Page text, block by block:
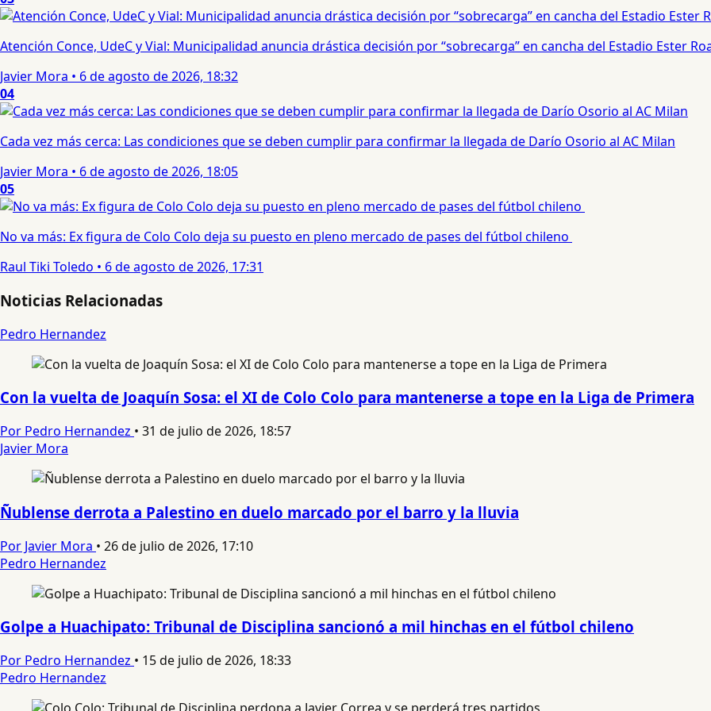
Atención Conce, UdeC y Vial: Municipalidad anuncia drástica decisión por “sobrecarga” en cancha del Estadio Ester
Javier Mora • 6 de agosto de 2026, 18:32
04
Cada vez más cerca: Las condiciones que se deben cumplir para confirmar la llegada de Darío Osorio al AC Milan
Javier Mora • 6 de agosto de 2026, 18:05
05
No va más: Ex figura de Colo Colo deja su puesto en pleno mercado de pases del fútbol chileno
Raul Tiki Toledo • 6 de agosto de 2026, 17:31
Noticias Relacionadas
Pedro Hernandez
Con la vuelta de Joaquín Sosa: el XI de Colo Colo para mantenerse a tope en la Liga de Primera
Por Pedro Hernandez • 31 de julio de 2026, 18:57
Javier Mora
Ñublense derrota a Palestino en duelo marcado por el barro y la lluvia
Por Javier Mora • 26 de julio de 2026, 17:10
Pedro Hernandez
Golpe a Huachipato: Tribunal de Disciplina sancionó a mil hinchas en el fútbol chileno
Por Pedro Hernandez • 15 de julio de 2026, 18:33
Pedro Hernandez